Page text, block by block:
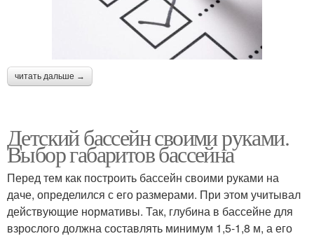
читать дальше →
Детский бассейн своими руками.
Выбор габаритов бассейна
Перед тем как построить бассейн своими руками на
даче, определился с его размерами. При этом учитывал
действующие нормативы. Так, глубина в бассейне для
взрослого должна составлять минимум 1,5-1,8 м, а его